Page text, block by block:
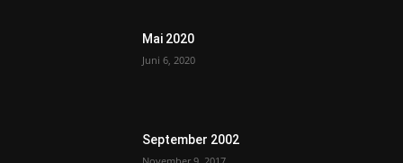
Mai 2020
Juni 6, 2020
September 2002